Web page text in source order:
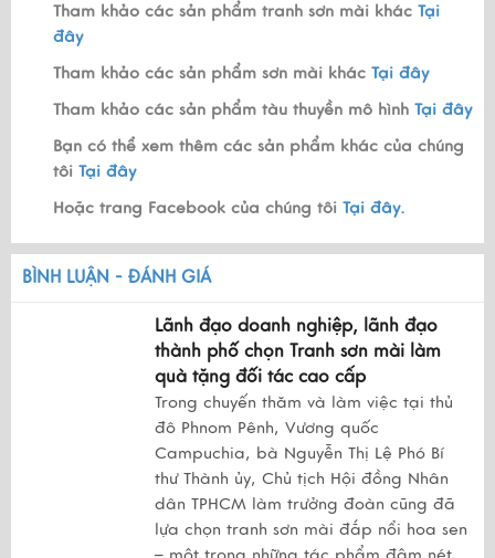
Tham khảo các sản phẩm tranh sơn mài khác Tại
đây
Tham khảo các sản phẩm sơn mài khác Tại đây
Tham khảo các sản phẩm tàu thuyền mô hình Tại đây
Bạn có thể xem thêm các sản phẩm khác của chúng
tôi Tại đây
Hoặc trang Facebook của chúng tôi Tại đây.
BÌNH LUẬN - ĐÁNH GIÁ
Lãnh đạo doanh nghiệp, lãnh đạo
thành phố chọn Tranh sơn mài làm
quà tặng đối tác cao cấp
Trong chuyến thăm và làm việc tại thủ
đô Phnom Pênh, Vương quốc
Campuchia, bà Nguyễn Thị Lệ Phó Bí
thư Thành ủy, Chủ tịch Hội đồng Nhân
dân TPHCM làm trưởng đoàn cũng đã
lựa chọn tranh sơn mài đắp nổi hoa sen